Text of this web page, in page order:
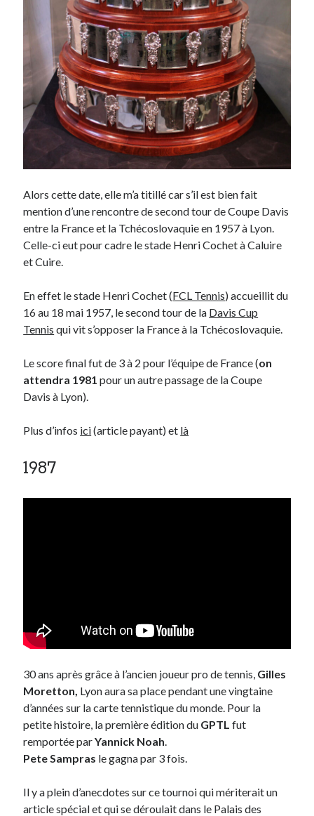
Alors cette date, elle m’a titillé car s’il est bien fait
mention d’une rencontre de second tour de Coupe Davis
entre la France et la Tchécoslovaquie en 1957 à Lyon.
Celle-ci eut pour cadre le stade Henri Cochet à Caluire
et Cuire.
En effet le stade Henri Cochet (FCL Tennis) accueillit du
16 au 18 mai 1957, le second tour de la Davis Cup
Tennis qui vit s’opposer la France à la Tchécoslovaquie.
Le score final fut de 3 à 2 pour l’équipe de France (on
attendra 1981 pour un autre passage de la Coupe
Davis à Lyon).
Plus d’infos ici(article payant) et là
1987
30 ans après grâce à l’ancien joueur pro de tennis, Gilles
Moretton, Lyon aura sa place pendant une vingtaine
d’années sur la carte tennistique du monde. Pour la
petite histoire, la première édition du GPTL fut
remportée parYannick Noah.
Pete Sampras le gagna par 3 fois.
Il y a plein d’anecdotes sur ce tournoi qui mériterait un
article spécial et qui se déroulait dans le Palais des